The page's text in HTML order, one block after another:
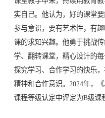
实自己。他认为，好的课堂
参与意识，要有艺术性，有
课的求知兴趣。他勇于挑战
学、翻转课堂，精心设计的
探究学习、合作学习的快乐
精神和合作意识。2024年，
课程等级认定中评定为B级课